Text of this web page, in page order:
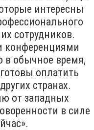
интересны
сотрудников.
конференциями
в обычное время,
оплатить
странах.
от западных
в силе